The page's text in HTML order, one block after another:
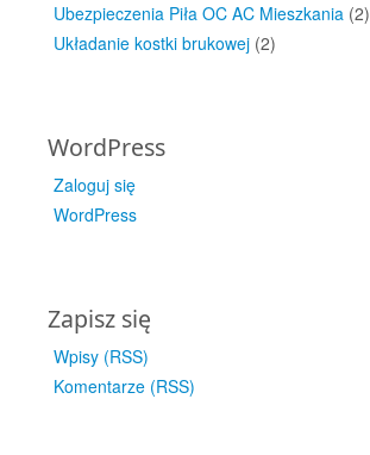
Ubezpieczenia Piła OC AC Mieszkania (2)
Układanie kostki brukowej (2)
WordPress
Zaloguj się
WordPress
Zapisz się
Wpisy (RSS)
Komentarze (RSS)